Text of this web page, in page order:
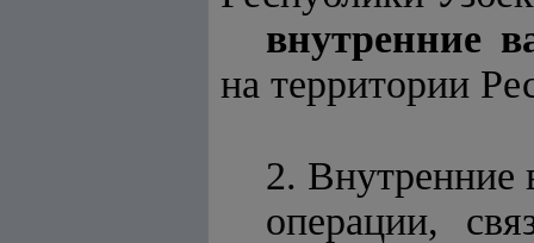
внутренние
на территории
2. Внутренние
операции,